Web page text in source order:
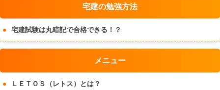
宅建の勉強方法
宅建試験は丸暗記で合格できる！？
メニュー
ＬＥＴＯＳ（レトス）とは？